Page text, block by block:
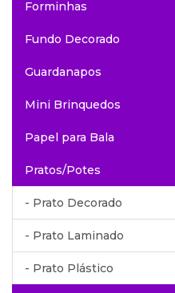
Forminhas
Fundo Decorado
Guardanapos
Mini Brinquedos
Papel para Bala
Pratos/Potes
- Prato Decorado
- Prato Laminado
- Prato Plástico